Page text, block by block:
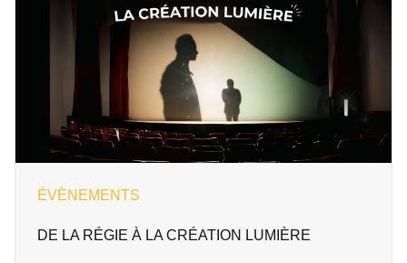
ÉVÈNEMENTS
DE LA RÉGIE À LA CRÉATION LUMIÈRE